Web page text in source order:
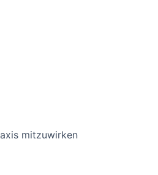
mitzuwirken